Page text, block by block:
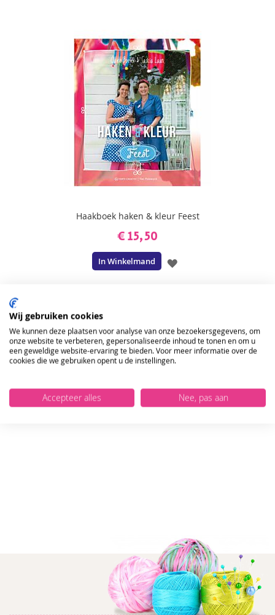
VERLANGLIJST
Haakboek haken & kleur Feest
€ 15,50
In Winkelmand
VOEG
VERLANGLIJST
Wij gebruiken cookies
We kunnen deze plaatsen voor analyse van onze bezoekersgegevens, om
onze website te verbeteren, gepersonaliseerde inhoud te tonen en om u
een geweldige website-ervaring te bieden. Voor meer informatie over de
cookies die we gebruiken opent u de instellingen.
Accepteer alles Nee, pas aan